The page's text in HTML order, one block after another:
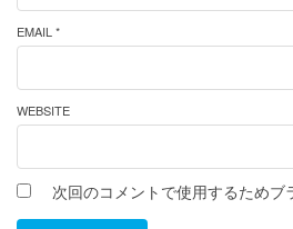
EMAIL *
WEBSITE
次回のコメントで使用するため